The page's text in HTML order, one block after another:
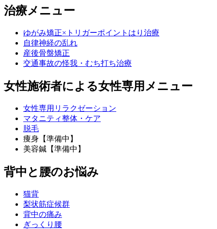
治療メニュー
ゆがみ矯正×トリガーポイントはり治療
自律神経の乱れ
産後骨盤矯正
交通事故の怪我・むち打ち治療
女性施術者による女性専用メニュー
女性専用リラクゼーション
マタニティ整体・ケア
脱毛
痩身【準備中】
美容鍼【準備中】
背中と腰のお悩み
猫背
梨状筋症候群
背中の痛み
ぎっくり腰